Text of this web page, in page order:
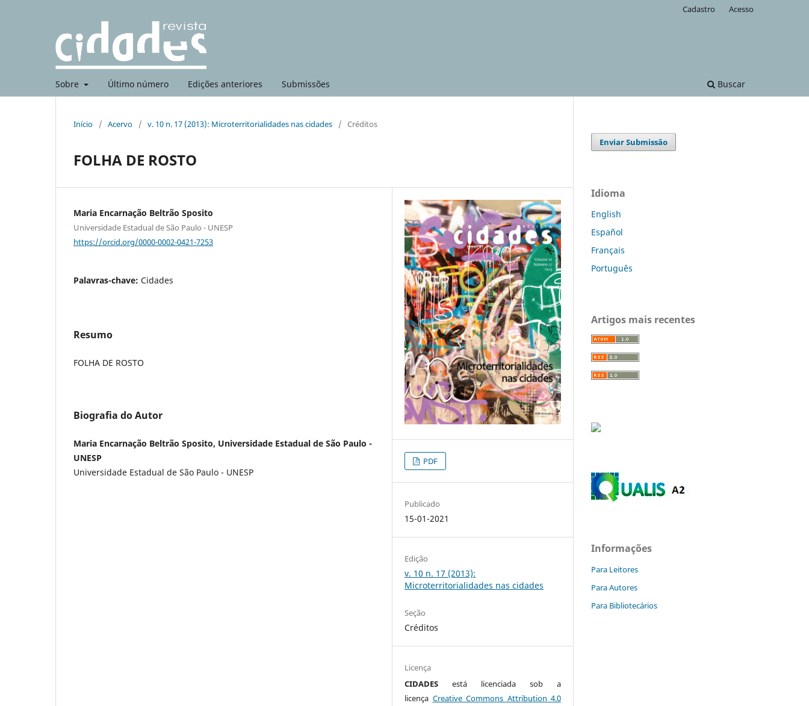
Sobre Último número Edições anteriores Submissões Buscar
Cadastro Acesso
Início / Acervo / v. 10 n. 17 (2013): Microterritorialidades nas cidades / Créditos
FOLHA DE ROSTO
Maria Encarnação Beltrão Sposito
Universidade Estadual de São Paulo - UNESP
https://orcid.org/0000-0002-0421-7253
Palavras-chave: Cidades
Resumo
FOLHA DE ROSTO
Biografia do Autor
Maria Encarnação Beltrão Sposito, Universidade Estadual de São Paulo -
UNESP
Universidade Estadual de São Paulo - UNESP
PDF
Publicado
15-01-2021
Edição
v. 10 n. 17 (2013):
Microterritorialidades nas cidades
Seção
Créditos
Licença
CIDADES está licenciada sob a
licença Creative Commons Attribution 4.0
Enviar Submissão
Idioma
English
Español
Français
Português
Artigos mais recentes
Informações
Para Leitores
Para Autores
Para Bibliotecários